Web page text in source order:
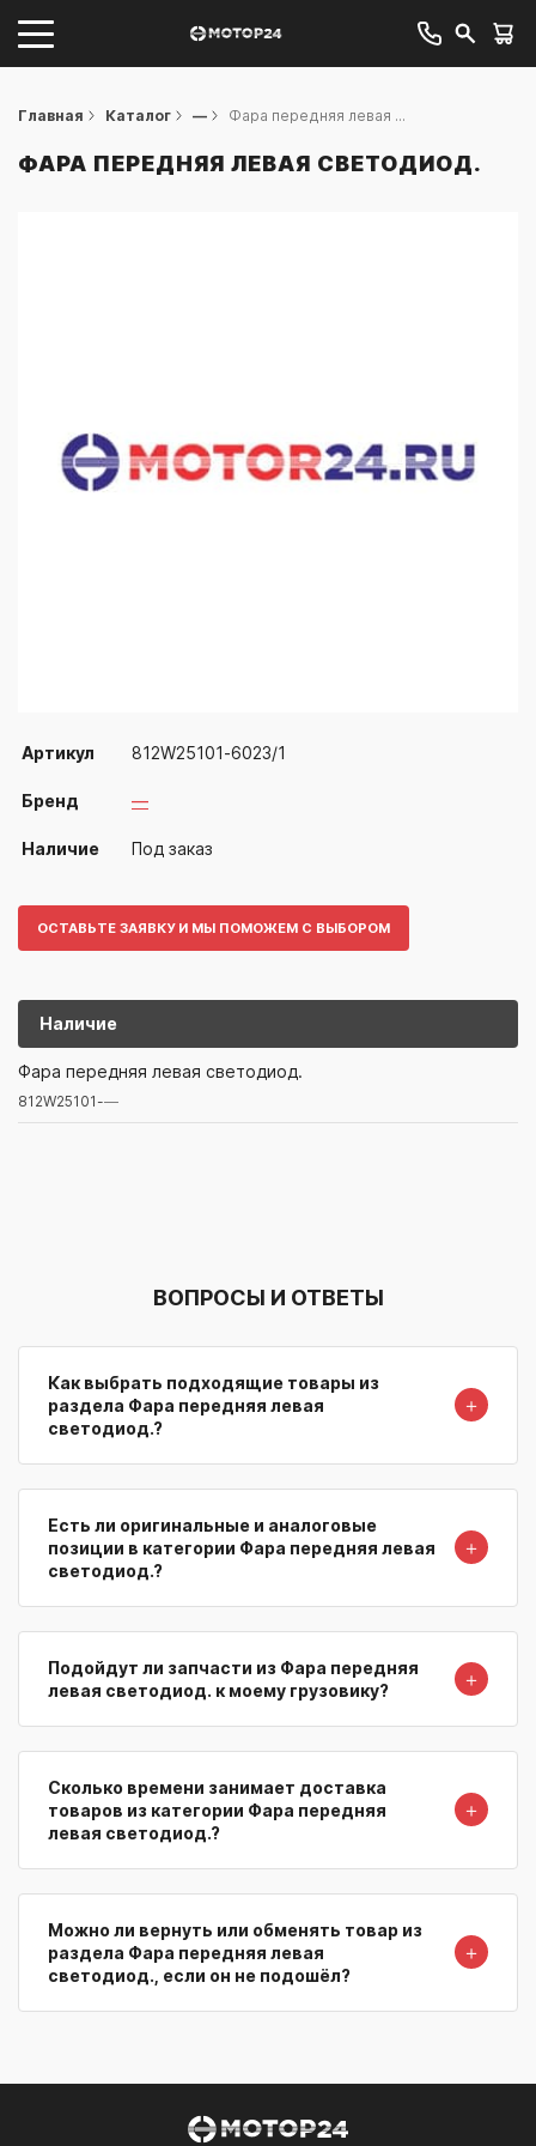
Главная Каталог — Фара передняя левая ...
ФАРА ПЕРЕДНЯЯ ЛЕВАЯ СВЕТОДИОД.
Артикул 812W25101-6023/1
Бренд —
Наличие Под заказ
ОСТАВЬТЕ ЗАЯВКУ И МЫ ПОМОЖЕМ С ВЫБОРОМ
Наличие
Артикул/Бренд
812W25101-—
Фара передняя левая светодиод.
812W25101-—
ВОПРОСЫ И ОТВЕТЫ
Как выбрать подходящие товары из
раздела Фара передняя левая
светодиод.?
＋
Есть ли оригинальные и аналоговые
позиции в категории Фара передняя левая
светодиод.?
＋
Подойдут ли запчасти из Фара передняя
левая светодиод. к моему грузовику?
＋
Сколько времени занимает доставка
товаров из категории Фара передняя
левая светодиод.?
＋
Можно ли вернуть или обменять товар из
раздела Фара передняя левая
светодиод., если он не подошёл?
＋